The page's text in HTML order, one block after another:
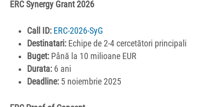
ERC Synergy Grant 2026
Call ID: ERC-2026-SyG
Destinatari: Echipe de 2-4 cercetători principali
Buget: Până la 10 milioane EUR
Durata: 6 ani
Deadline: 5 noiembrie 2025